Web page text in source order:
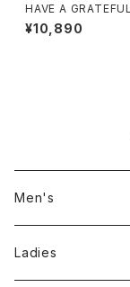
HAVE A
MPLE EASY
¥10,890
Men's
Jackson Matisse
Ladies